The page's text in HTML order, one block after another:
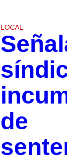
LOCAL
de